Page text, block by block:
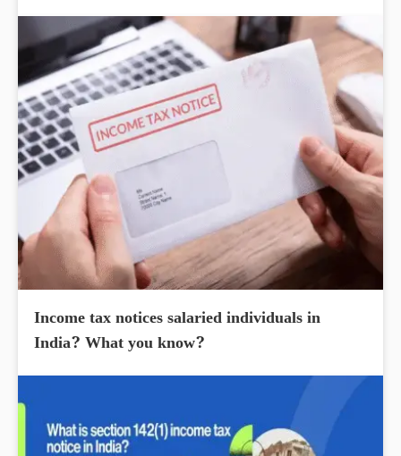
Income tax notices salaried individuals in
India? What you know?